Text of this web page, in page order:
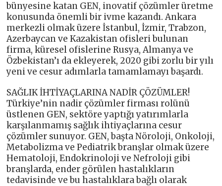
bünyesine katan GEN, inovatif çözümler üretme
konusunda önemli bir ivme kazandı. Ankara
merkezli olmak üzere İstanbul, İzmir, Trabzon,
Azerbaycan ve Kazakistan ofisleri bulunan
firma, küresel ofislerine Rusya, Almanya ve
Özbekistan’ı da ekleyerek, 2020 gibi zorlu bir yılı
yeni ve cesur adımlarla tamamlamayı başardı.
SAĞLIK İHTİYAÇLARINA NADİR ÇÖZÜMLER!
Türkiye’nin nadir çözümler firması rolünü
üstlenen GEN, sektöre yaptığı yatırımlarla
karşılanmamış sağlık ihtiyaçlarına cesur
çözümler sunuyor. GEN, başta Nöroloji, Onkoloji,
Metabolizma ve Pediatrik branşlar olmak üzere
Hematoloji, Endokrinoloji ve Nefroloji gibi
branşlarda, ender görülen hastalıkların
tedavisinde ve bu hastalıklara bağlı olarak